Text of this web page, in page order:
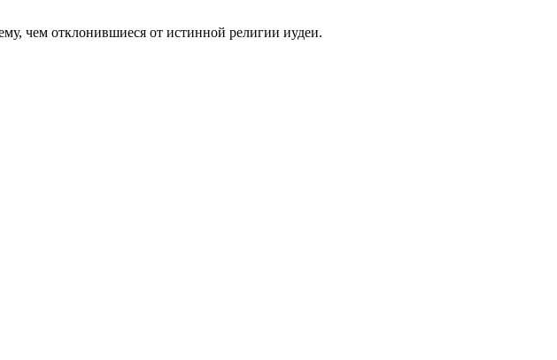
чем отклонившиеся от истинной религии иудеи.